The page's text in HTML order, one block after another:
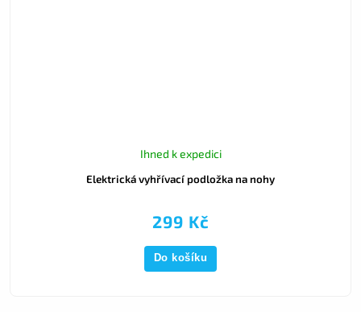
Elektrická vyhřívací podložka na nohy
Ihned k expedici
299 Kč
Do košíku